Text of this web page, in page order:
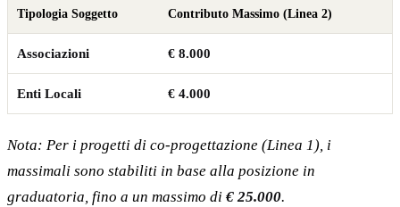
Tipologia Soggetto Contributo Massimo (Linea 2)
Associazioni € 8.000
Enti Locali € 4.000
Nota: Per i progetti di co-progettazione (Linea 1), i
massimali sono stabiliti in base alla posizione in
graduatoria, fino a un massimo di € 25.000.